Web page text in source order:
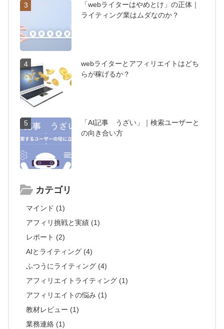
3
「webライターはやめとけ」の正体｜
ライティング業はムダなのか？
4
webライターとアフィリエイトはどち
らが稼げるか？
5
「AI記事 うざい」｜検索ユーザーと
の向き合い方
カテゴリ
マインド (1)
アフィリ挑戦と実績 (1)
レポート (2)
AIとライティング (4)
ふつうにライティング (4)
アフィリエイトライティング (1)
アフィリエイトの悩み (1)
教材レビュー (1)
業務連絡 (1)